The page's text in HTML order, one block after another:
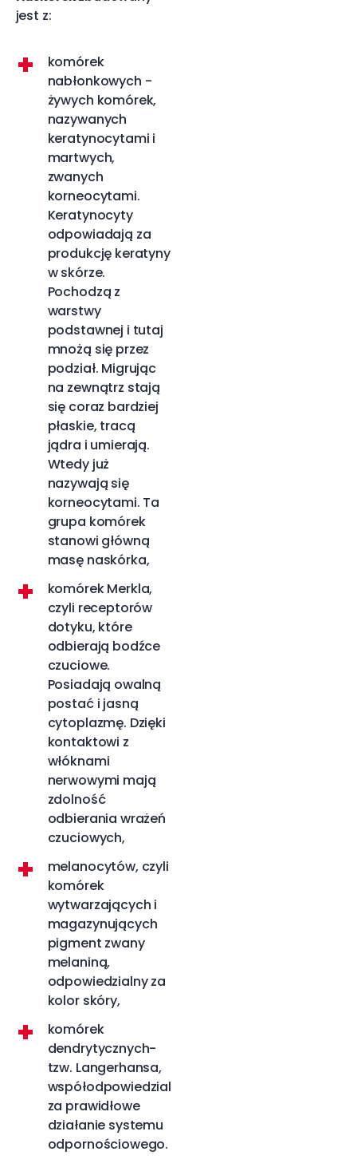
jest z:
komórek
nabłonkowych -
żywych komórek,
nazywanych
keratynocytami i
martwych,
zwanych
korneocytami.
Keratynocyty
odpowiadają za
produkcję keratyny
w skórze.
Pochodzą z
warstwy
podstawnej i tutaj
mnożą się przez
podział. Migrując
na zewnątrz stają
się coraz bardziej
płaskie, tracą
jądra i umierają.
Wtedy już
nazywają się
korneocytami. Ta
grupa komórek
stanowi główną
masę naskórka,
komórek Merkla,
czyli receptorów
dotyku, które
odbierają bodźce
czuciowe.
Posiadają owalną
postać i jasną
cytoplazmę. Dzięki
kontaktowi z
włóknami
nerwowymi mają
zdolność
odbierania wrażeń
czuciowych,
melanocytów, czyli
komórek
wytwarzających i
magazynujących
pigment zwany
melaniną,
odpowiedzialny za
kolor skóry,
komórek
dendrytycznych-
tzw. Langerhansa,
współodpowiedzialnych
za prawidłowe
działanie systemu
odpornościowego.